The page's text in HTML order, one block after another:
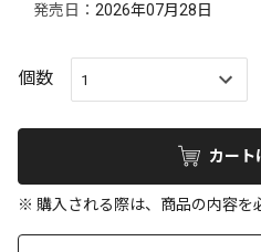
発売日： 2026年07月28日
個数
カート
※ 購入される際は、商品の内容を